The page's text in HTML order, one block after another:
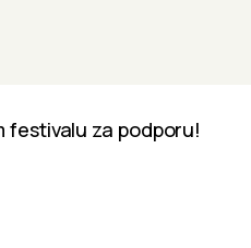
festivalu za podporu!